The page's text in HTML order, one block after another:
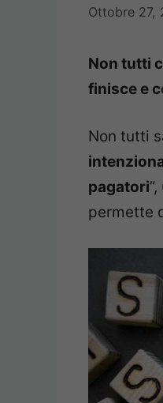
Ottobre 27,
Non tutti
finisce e
Non tutti
pagatori
permette